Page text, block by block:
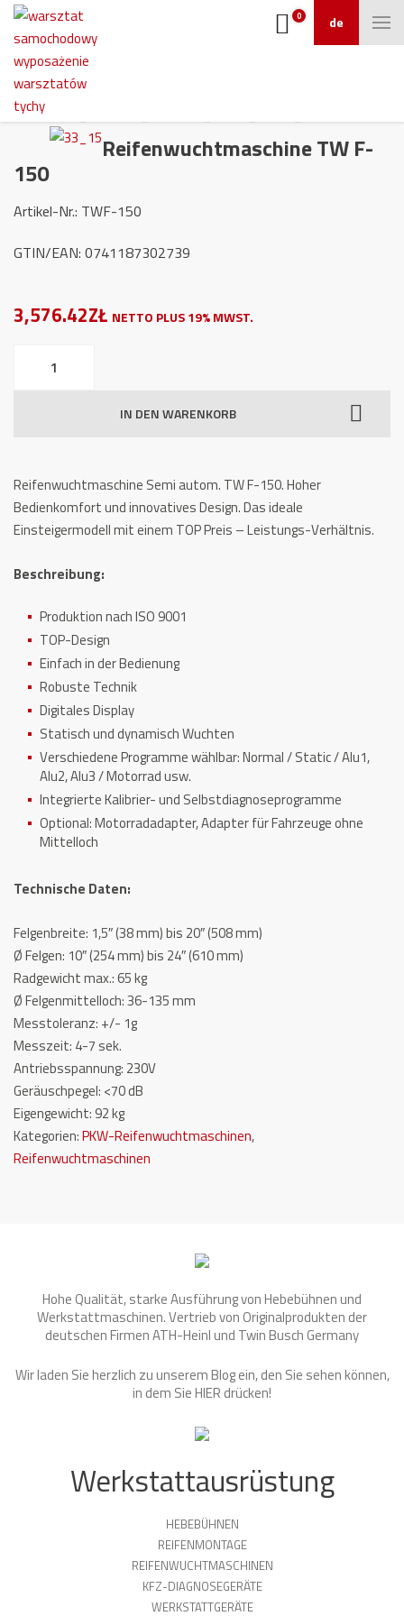
de
0
Reifenwuchtmaschine TW F-
150
Artikel-Nr.: TWF-150
GTIN/EAN: 0741187302739
3,576.42ZŁ NETTO PLUS 19% MWST.
IN DEN WARENKORB
Reifenwuchtmaschine Semi autom. TW F-150. Hoher
Bedienkomfort und innovatives Design. Das ideale
Einsteigermodell mit einem TOP Preis – Leistungs-Verhältnis.
Beschreibung:
Produktion nach ISO 9001
TOP-Design
Einfach in der Bedienung
Robuste Technik
Digitales Display
Statisch und dynamisch Wuchten
Verschiedene Programme wählbar: Normal / Static / Alu1,
Alu2, Alu3 / Motorrad usw.
Integrierte Kalibrier- und Selbstdiagnoseprogramme
Optional: Motorradadapter, Adapter für Fahrzeuge ohne
Mittelloch
Technische Daten:
Felgenbreite: 1,5″ (38 mm) bis 20″ (508 mm)
Ø Felgen: 10″ (254 mm) bis 24″ (610 mm)
Radgewicht max.: 65 kg
Ø Felgenmittelloch: 36-135 mm
Messtoleranz: +/- 1g
Messzeit: 4-7 sek.
Antriebsspannung: 230V
Geräuschpegel: <70 dB
Eigengewicht: 92 kg
Kategorien:PKW-Reifenwuchtmaschinen,
Reifenwuchtmaschinen
Hohe Qualität, starke Ausführung von Hebebühnen und
Werkstattmaschinen. Vertrieb von Originalprodukten der
deutschen Firmen ATH-Heinl und Twin Busch Germany
Wir laden Sie herzlich zu unserem Blog ein, den Sie sehen können,
in dem SieHIER drücken!
Werkstattausrüstung
HEBEBÜHNEN
REIFENMONTAGE
REIFENWUCHTMASCHINEN
KFZ-DIAGNOSEGERÄTE
WERKSTATTGERÄTE